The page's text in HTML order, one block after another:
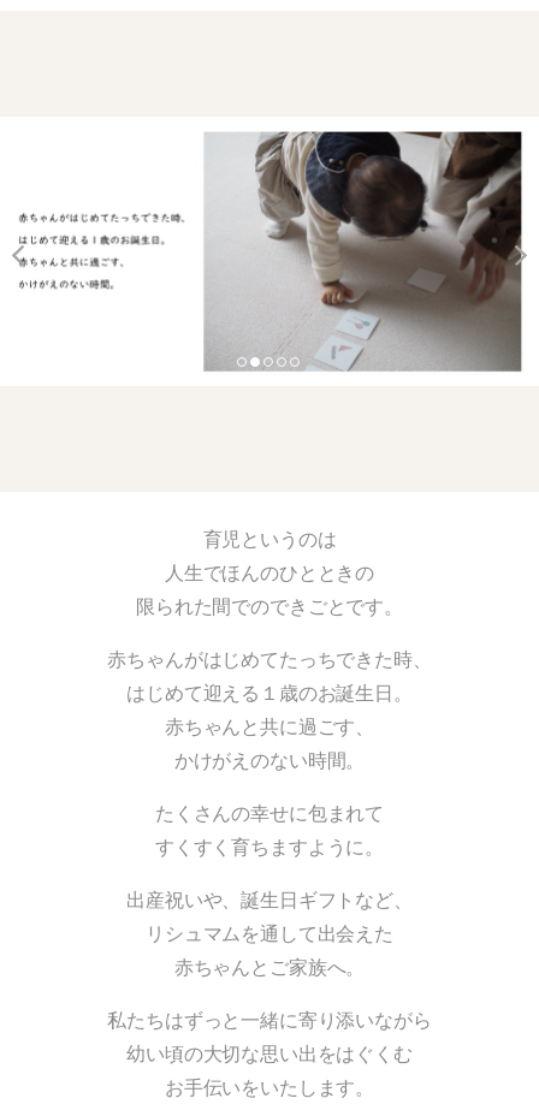
育児というのは
人生でほんのひとときの
限られた間でのできごとです。
赤ちゃんがはじめてたっちできた時、
はじめて迎える１歳のお誕生日。
赤ちゃんと共に過ごす、
かけがえのない時間。
たくさんの幸せに包まれて
すくすく育ちますように。
出産祝いや、誕生日ギフトなど、
リシュマムを通して出会えた
赤ちゃんとご家族へ。
私たちはずっと一緒に寄り添いながら
幼い頃の大切な思い出をはぐくむ
お手伝いをいたします。